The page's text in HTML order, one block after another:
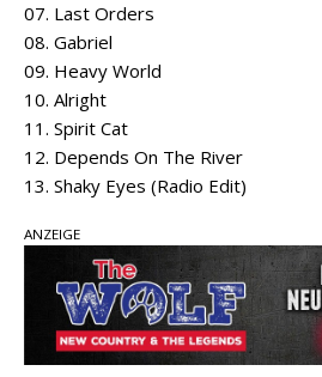
07. Last Orders
08. Gabriel
09. Heavy World
10. Alright
11. Spirit Cat
12. Depends On The River
13. Shaky Eyes (Radio Edit)
ANZEIGE